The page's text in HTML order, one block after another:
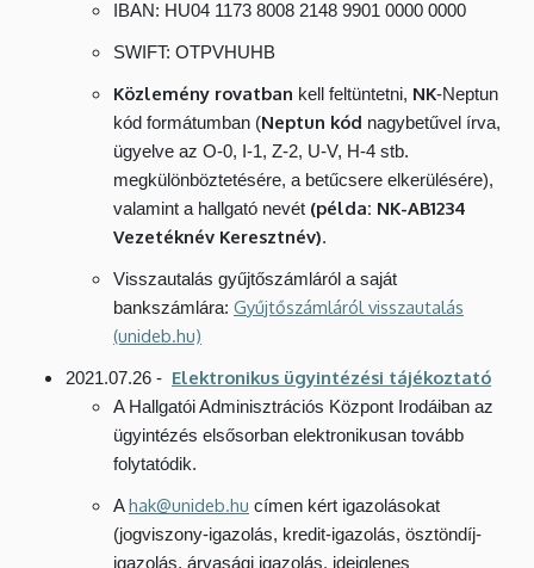
IBAN: HU04 1173 8008 2148 9901 0000 0000
SWIFT: OTPVHUHB
Közlemény rovatban kell feltüntetni, NK-Neptun
kód formátumban (Neptun kód nagybetűvel írva,
ügyelve az O-0, I-1, Z-2, U-V, H-4 stb.
megkülönböztetésére, a betűcsere elkerülésére),
valamint a hallgató nevét (példa: NK-AB1234
Vezetéknév Keresztnév).
Visszautalás gyűjtőszámláról a saját
bankszámlára: Gyűjtőszámláról visszautalás
(unideb.hu)
2021.07.26 - Elektronikus ügyintézési tájékoztató
A Hallgatói Adminisztrációs Központ Irodáiban az
ügyintézés elsősorban elektronikusan tovább
folytatódik.
Ahak@unideb.hu címen kért igazolásokat
(jogviszony-igazolás, kredit-igazolás, ösztöndíj-
igazolás, árvasági igazolás, ideiglenes